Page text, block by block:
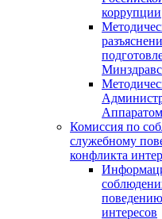
коррупции
Комиссия по
служебному
конфликта
интересов